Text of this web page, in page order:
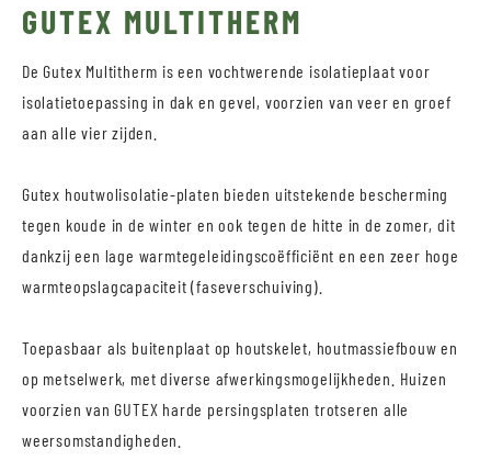
GUTEX MULTITHERM
De Gutex Multitherm is een vochtwerende isolatieplaat voor
isolatietoepassing in dak en gevel, voorzien van veer en groef
aan alle vier zijden.
Gutex houtwolisolatie-platen bieden uitstekende bescherming
tegen koude in de winter en ook tegen de hitte in de zomer, dit
dankzij een lage warmtegeleidingscoëfficiënt en een zeer hoge
warmteopslagcapaciteit (faseverschuiving).
Toepasbaar als buitenplaat op houtskelet, houtmassiefbouw en
op metselwerk, met diverse afwerkingsmogelijkheden. Huizen
voorzien van GUTEX harde persingsplaten trotseren alle
weersomstandigheden.